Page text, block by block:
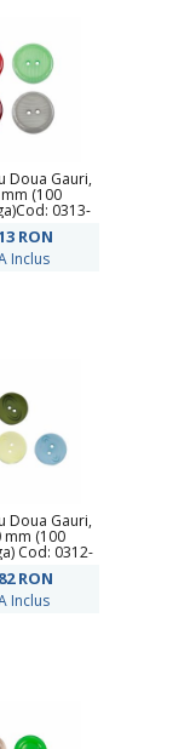
Doua Gauri,
(100
0313-
RON
Inclus
Doua Gauri,
mm (100
Cod: 0312-
RON
Inclus